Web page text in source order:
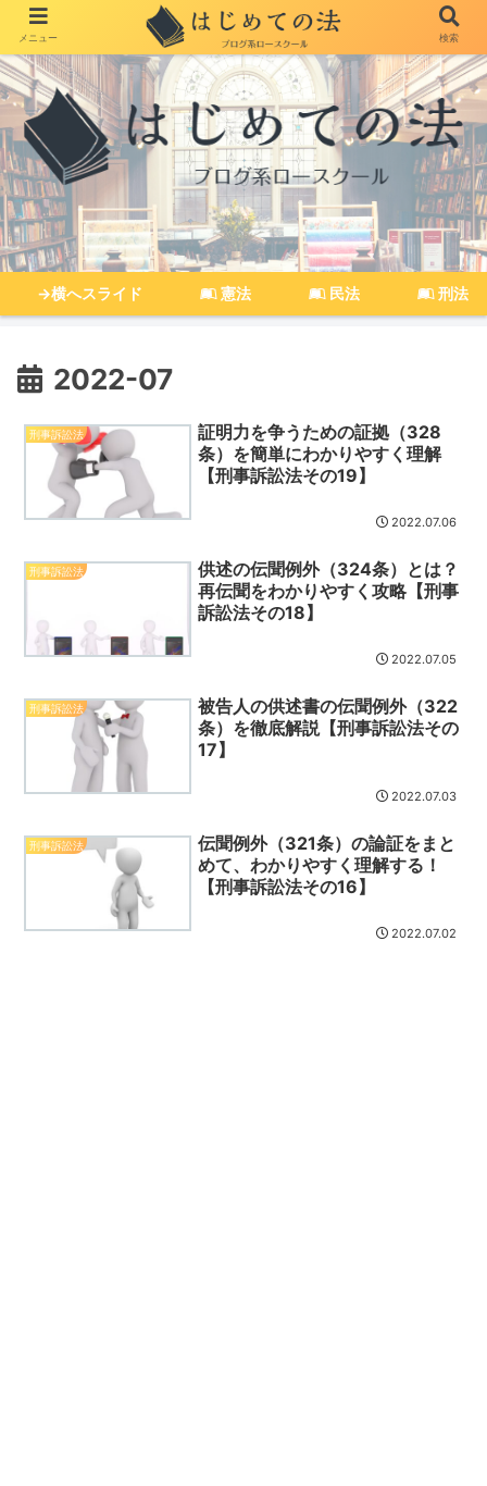
→横へスライド 憲法 民法 刑法
2022-07
刑事訴訟法
証明力を争うための証拠（328
条）を簡単にわかりやすく理解
【刑事訴訟法その19】
2022.07.06
刑事訴訟法
供述の伝聞例外（324条）とは？
再伝聞をわかりやすく攻略【刑事
訴訟法その18】
2022.07.05
刑事訴訟法
被告人の供述書の伝聞例外（322
条）を徹底解説【刑事訴訟法その
17】
2022.07.03
刑事訴訟法
伝聞例外（321条）の論証をまと
めて、わかりやすく理解する！
【刑事訴訟法その16】
2022.07.02
メニュー 検索